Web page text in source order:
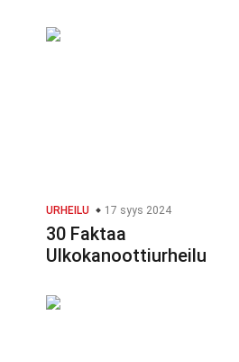
URHEILU 17 syys 2024
30 Faktaa
Ulkokanoottiurheilu